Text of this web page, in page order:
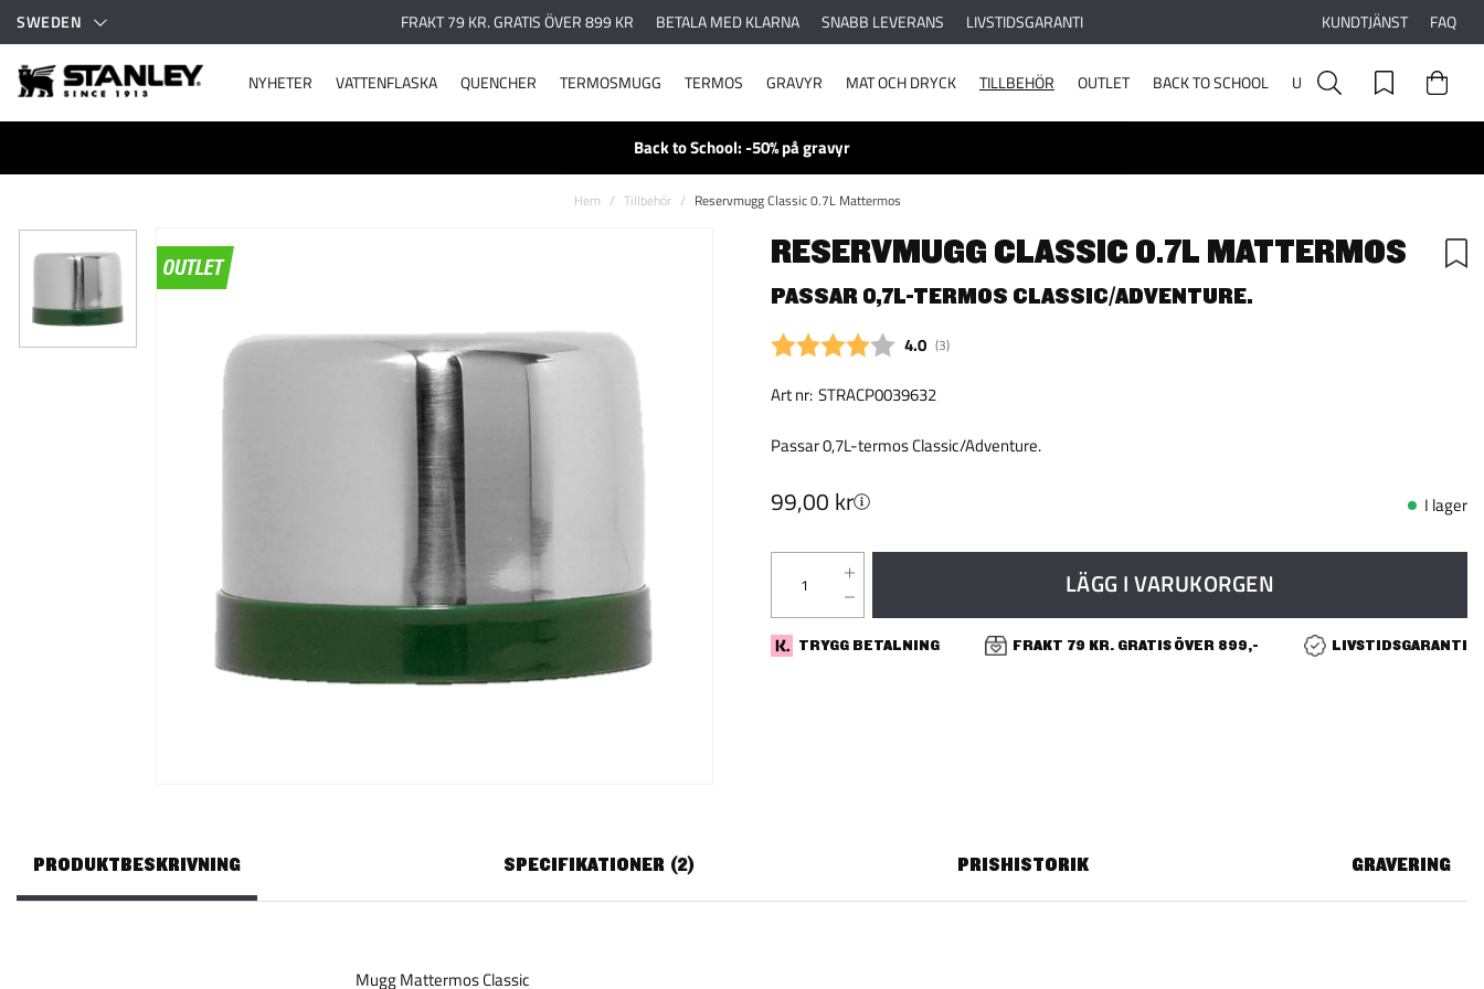
SWEDEN FRAKT 79 KR. GRATIS ÖVER 899 KR BETALA MED KLARNA SNABB LEVERANS LIVSTIDSGARANTI KUNDTJÄNST FAQ
NYHETER VATTENFLASKA QUENCHER TERMOSMUGG TERMOS GRAVYR MAT OCH DRYCK TILLBEHÖR OUTLET BACK TO SCHOOL UPPLEV STANLEY
Back to School: -50% på gravyr
Hem Tillbehör Reservmugg Classic 0.7L Mattermos
RESERVMUGG CLASSIC 0.7L MATTERMOS
PASSAR 0,7L-TERMOS CLASSIC/ADVENTURE.
Snittbetyg:
4.0 (röster:
3)
Art nr: STRACP0039632
Passar 0,7L-termos Classic/Adventure.
99,00 kr I lager
LÄGG I VARUKORGEN
TRYGG BETALNING FRAKT 79 KR. GRATIS ÖVER 899,- LIVSTIDSGARANTI
PRODUKTBESKRIVNING SPECIFIKATIONER 2 PRISHISTORIK GRAVERING
Mugg Mattermos Classic